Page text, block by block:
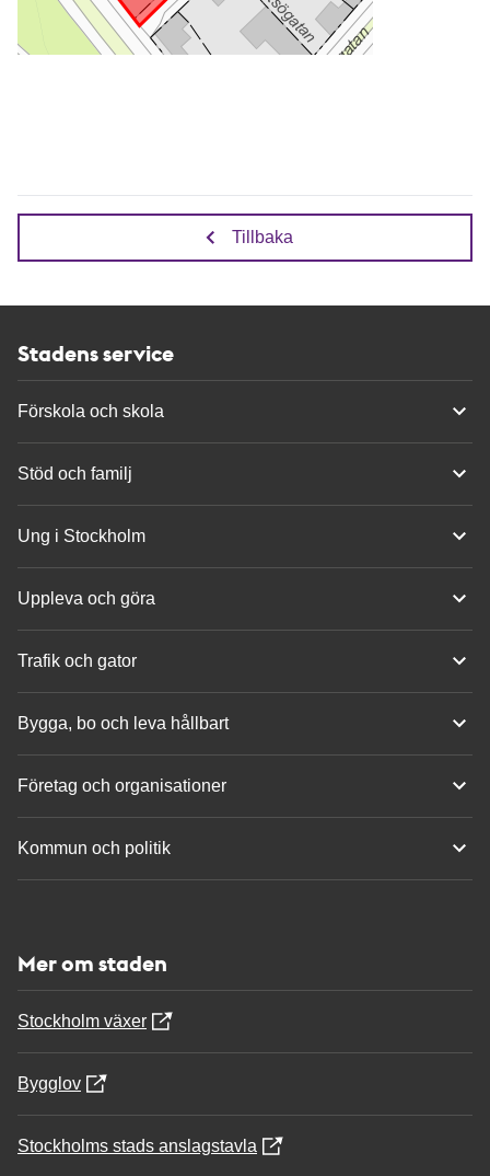
Tillbaka
Stadens service
Förskola och skola
Stöd och familj
Ung i Stockholm
Uppleva och göra
Trafik och gator
Bygga, bo och leva hållbart
Företag och organisationer
Kommun och politik
Mer om staden
Stockholm växer
Bygglov
Stockholms stads anslagstavla